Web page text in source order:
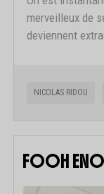
merveilleux de
deviennent
NICOLAS RIDOU
FOOH